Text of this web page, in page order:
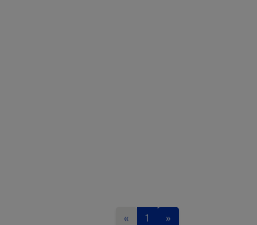
« 1 »